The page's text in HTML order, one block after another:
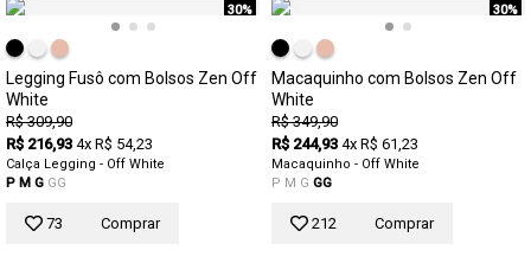
30%
Legging Fusô com Bolsos Zen Off
White
R$ 309,90
R$ 216,93 4x R$ 54,23
Calça Legging - Off White
P M G GG
73 Comprar
30%
Macaquinho com Bolsos Zen Off
White
R$ 349,90
R$ 244,93 4x R$ 61,23
Macaquinho - Off White
P M G GG
212 Comprar